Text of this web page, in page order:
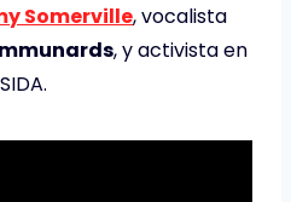
Somerville, vocalista
, y activista en